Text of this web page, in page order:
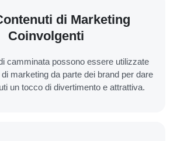
di Marketing
Coinvolgenti
camminata possono essere utilizzate
marketing da parte dei brand per dare
un tocco di divertimento e attrattiva.